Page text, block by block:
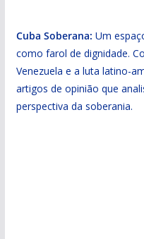
Cuba Soberana: Um
como farol de dignidade.
Venezuela e a luta latino-
artigos de opinião que
perspectiva da soberania.